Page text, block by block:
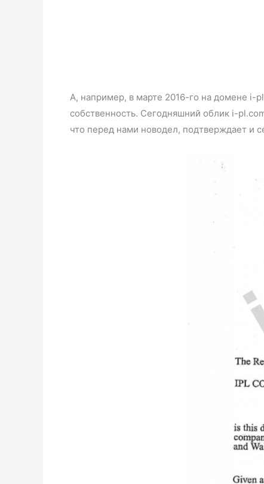
А, например, в марте 2016-го на домене i-
собственность. Сегодняшний облик i-
что перед нами новодел, подтверждает и